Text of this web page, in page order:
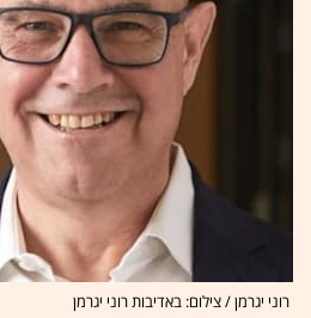
רוני יגרמן / צילום: באדיבות רוני יגרמן